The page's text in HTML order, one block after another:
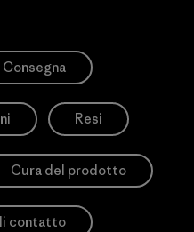
Consegna
Resi
Cura del prodotto
contatto